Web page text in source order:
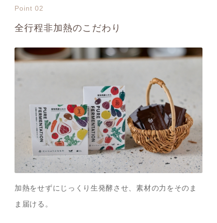
Point 02
全行程非加熱のこだわり
加熱をせずにじっくり生発酵させ、素材の力をそのま
ま届ける。